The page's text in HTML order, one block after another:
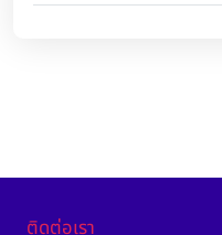
ติดต่อเรา